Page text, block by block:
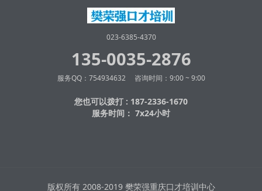
023-6385-4370
135-0035-2876
服务QQ：754934632 咨询时间：9:00 ~ 9:00
您也可以拨打 : 187-2336-1670
服务时间： 7x24小时
版权所有 2008-2019 樊荣强重庆口才培训中心